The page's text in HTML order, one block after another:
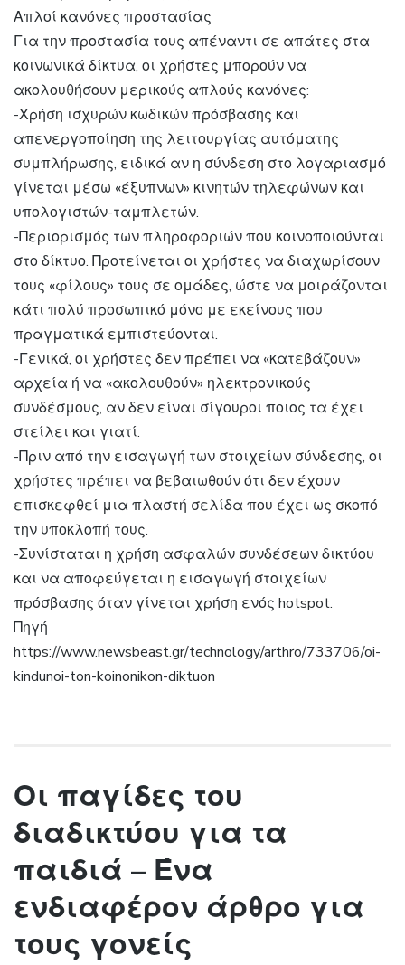
Απλοί κανόνες προστασίας
Για την προστασία τους απέναντι σε απάτες στα
κοινωνικά δίκτυα, οι χρήστες μπορούν να
ακολουθήσουν μερικούς απλούς κανόνες:
-Χρήση ισχυρών κωδικών πρόσβασης και
απενεργοποίηση της λειτουργίας αυτόματης
συμπλήρωσης, ειδικά αν η σύνδεση στο λογαριασμό
γίνεται μέσω «έξυπνων» κινητών τηλεφώνων και
υπολογιστών-ταμπλετών.
-Περιορισμός των πληροφοριών που κοινοποιούνται
στο δίκτυο. Προτείνεται οι χρήστες να διαχωρίσουν
τους «φίλους» τους σε ομάδες, ώστε να μοιράζονται
κάτι πολύ προσωπικό μόνο με εκείνους που
πραγματικά εμπιστεύονται.
-Γενικά, οι χρήστες δεν πρέπει να «κατεβάζουν»
αρχεία ή να «ακολουθούν» ηλεκτρονικούς
συνδέσμους, αν δεν είναι σίγουροι ποιος τα έχει
στείλει και γιατί.
-Πριν από την εισαγωγή των στοιχείων σύνδεσης, οι
χρήστες πρέπει να βεβαιωθούν ότι δεν έχουν
επισκεφθεί μια πλαστή σελίδα που έχει ως σκοπό
την υποκλοπή τους.
-Συνίσταται η χρήση ασφαλών συνδέσεων δικτύου
και να αποφεύγεται η εισαγωγή στοιχείων
πρόσβασης όταν γίνεται χρήση ενός hotspot.
Πηγή
https://www.newsbeast.gr/technology/arthro/733706/oi-
kindunoi-ton-koinonikon-diktuon
Οι παγίδες του
διαδικτύου για τα
παιδιά – Ένα
ενδιαφέρον άρθρο για
τους γονείς